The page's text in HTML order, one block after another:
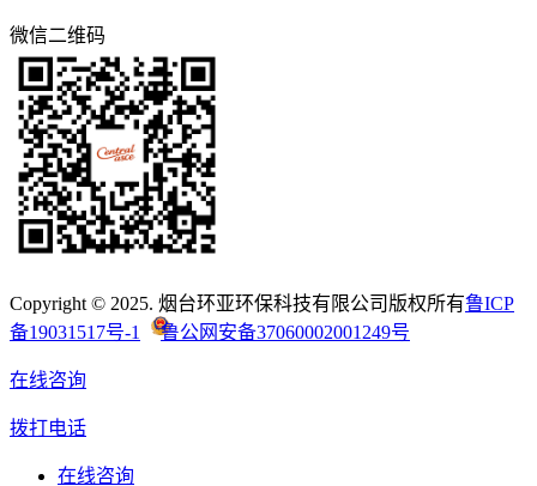
微信二维码
Copyright © 2025. 烟台环亚环保科技有限公司版权所有鲁ICP
备19031517号-1
鲁公网安备37060002001249号
在线咨询
拨打电话
在线咨询